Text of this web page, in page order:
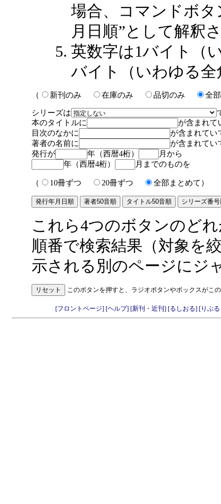
場合、コマンドボタ
月日順”として解釈
英数字は1バイト（
バイト（いわゆる
（ 新刊のみ 在庫のみ 品切のみ 全
シリーズは
本のタイトルに
が含まれて
目次のなかに
が含まれてい
著者の名前に
が含まれてい
発行が
年（西暦4桁）
月から
年（西暦4桁）
月までのものを
（ 10冊ずつ 20冊ずつ 全部まとめて）
これら4つのボタンのど
順番で検索結果（対象を
示される別のページにジ
このボタンを押すと、ラジオボタンやボックスがこ
[フロントページ] [ヘルプ] [新刊・近刊] [るしおる] [りぶ